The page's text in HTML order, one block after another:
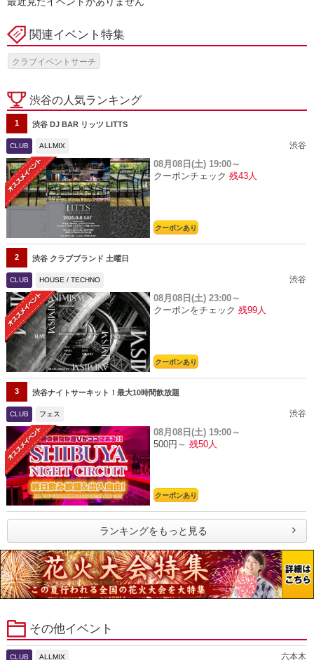
関連イベント特集
クラブイベントサーチ
渋谷の人気ランキング
1 渋谷 DJ BAR リッツ LITTS
CLUB ALLMIX 渋谷
08月08日(土) 19:00～
クーポンチェック 残43人
クーポンあり
2 渋谷 クラブブランド 土曜日
CLUB HOUSE / TECHNO 渋谷
08月08日(土) 23:00～
クーポンをチェック 残99人
クーポンあり
3 渋谷ナイトサーキット！最大10時間飲放題
CLUB フェス 渋谷
08月08日(土) 19:00～
500円～ 残50人
クーポンあり
ランキングをもっと見る
その他イベント
CLUB ALLMIX
六本木